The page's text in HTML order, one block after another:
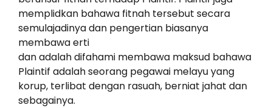
memplidkan bahawa fitnah tersebut secara
semulajadinya dan pengertian biasanya
membawa erti
dan adalah difahami membawa maksud bahawa
Plaintif adalah seorang pegawai melayu yang
korup, terlibat dengan rasuah, berniat jahat dan
sebagainya.